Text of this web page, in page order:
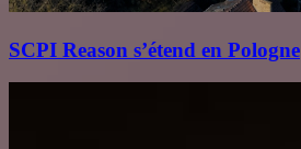
SCPI Reason s’étend en Pologne